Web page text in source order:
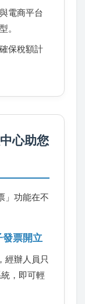
電商平台
。
保稅額計
心助您
」功能在不
發票開立
經辦人員只
，即可輕